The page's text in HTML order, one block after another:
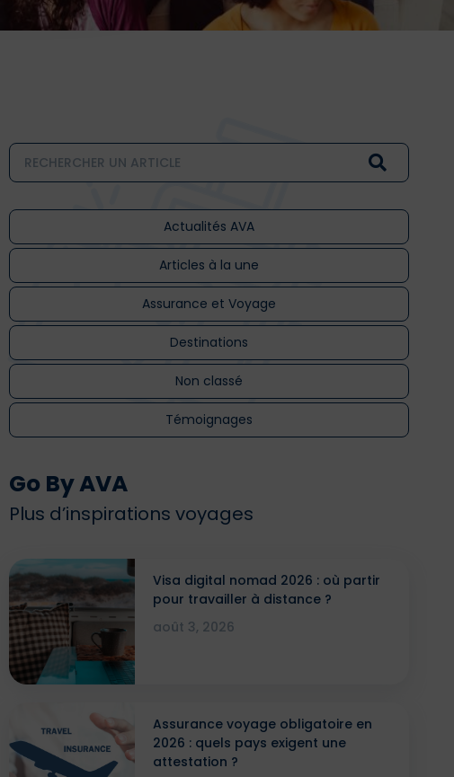
Actualités AVA
Articles à la une
Assurance et Voyage
Destinations
Non classé
Témoignages
Go By AVA
Plus d’inspirations voyages
Visa digital nomad 2026 : où partir
pour travailler à distance ?
août 3, 2026
Assurance voyage obligatoire en
2026 : quels pays exigent une
attestation ?